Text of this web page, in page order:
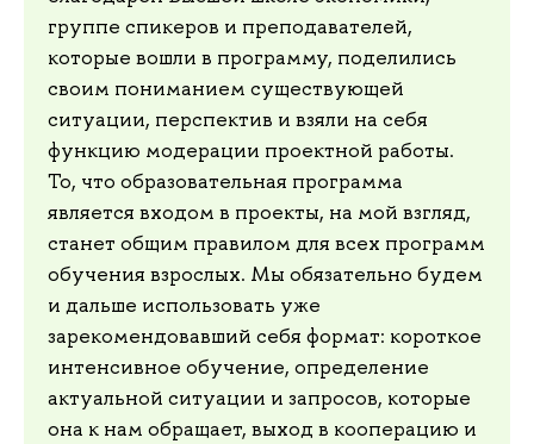
группе спикеров и преподавателей,
которые вошли в программу, поделились
своим пониманием существующей
ситуации, перспектив и взяли на себя
функцию модерации проектной работы.
То, что образовательная программа
является входом в проекты, на мой взгляд,
станет общим правилом для всех программ
обучения взрослых. Мы обязательно будем
и дальше использовать уже
зарекомендовавший себя формат: короткое
интенсивное обучение, определение
актуальной ситуации и запросов, которые
она к нам обращает, выход в кооперацию и